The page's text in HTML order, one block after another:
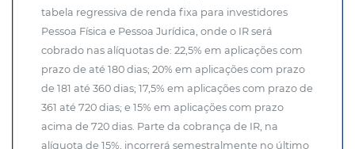
tabela regressiva de renda fixa para investidores
Pessoa Física e Pessoa Jurídica, onde o IR será
cobrado nas alíquotas de: 22,5% em aplicações com
prazo de até 180 dias; 20% em aplicações com prazo
de 181 até 360 dias; 17,5% em aplicações com prazo de
361 até 720 dias; e 15% em aplicações com prazo
acima de 720 dias. Parte da cobrança de IR, na
alíquota de 15%, incorrerá semestralmente no último